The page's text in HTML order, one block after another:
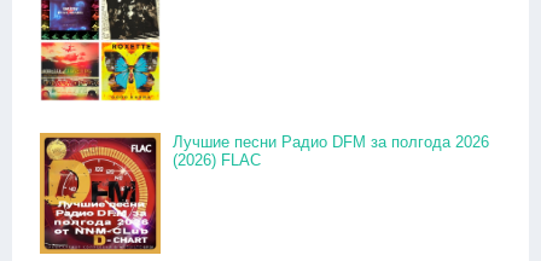
Лучшие песни Радио DFM за полгода 2026
(2026) FLAC